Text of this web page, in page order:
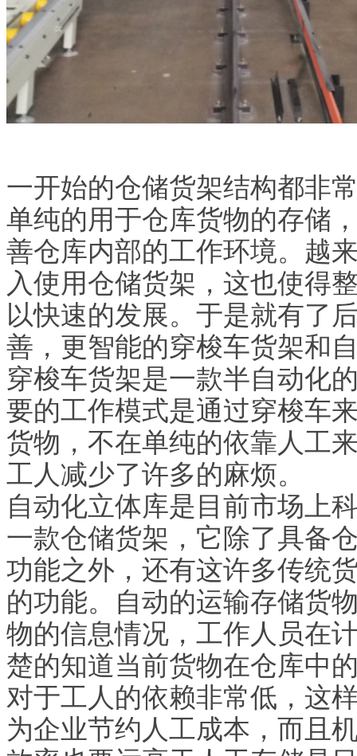
一开始的仓储货架结构都非
单纯的用于仓库货物的存储
善仓库内部的工作环境。越
入使用仓储货架，这也使得
以快速的发展。于是就有了
善，更智能的穿梭车货架和
穿梭车货架是一款半自动化
要的工作模式是通过穿梭车
货物，不在单纯的依靠人工
工人减少了许多的麻烦。
自动化立体库是目前市场上
一款仓储货架，它除了具备
功能之外，还有这许多传统
的功能。自动的运输存储货
物的信息情况，工作人员在
楚的知道当前货物在仓库中
对于工人的依赖非常低，这
为企业节约人工成本，而且